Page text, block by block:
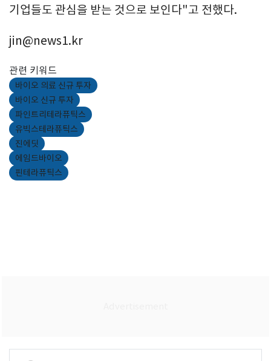
기업들도 관심을 받는 것으로 보인다"고 전했다.
jin@news1.kr
관련 키워드
바이오 의료 신규 투자
바이오 신규 투자
파인트리테라퓨틱스
유빅스테라퓨틱스
진에딧
에임드바이오
핀테라퓨틱스